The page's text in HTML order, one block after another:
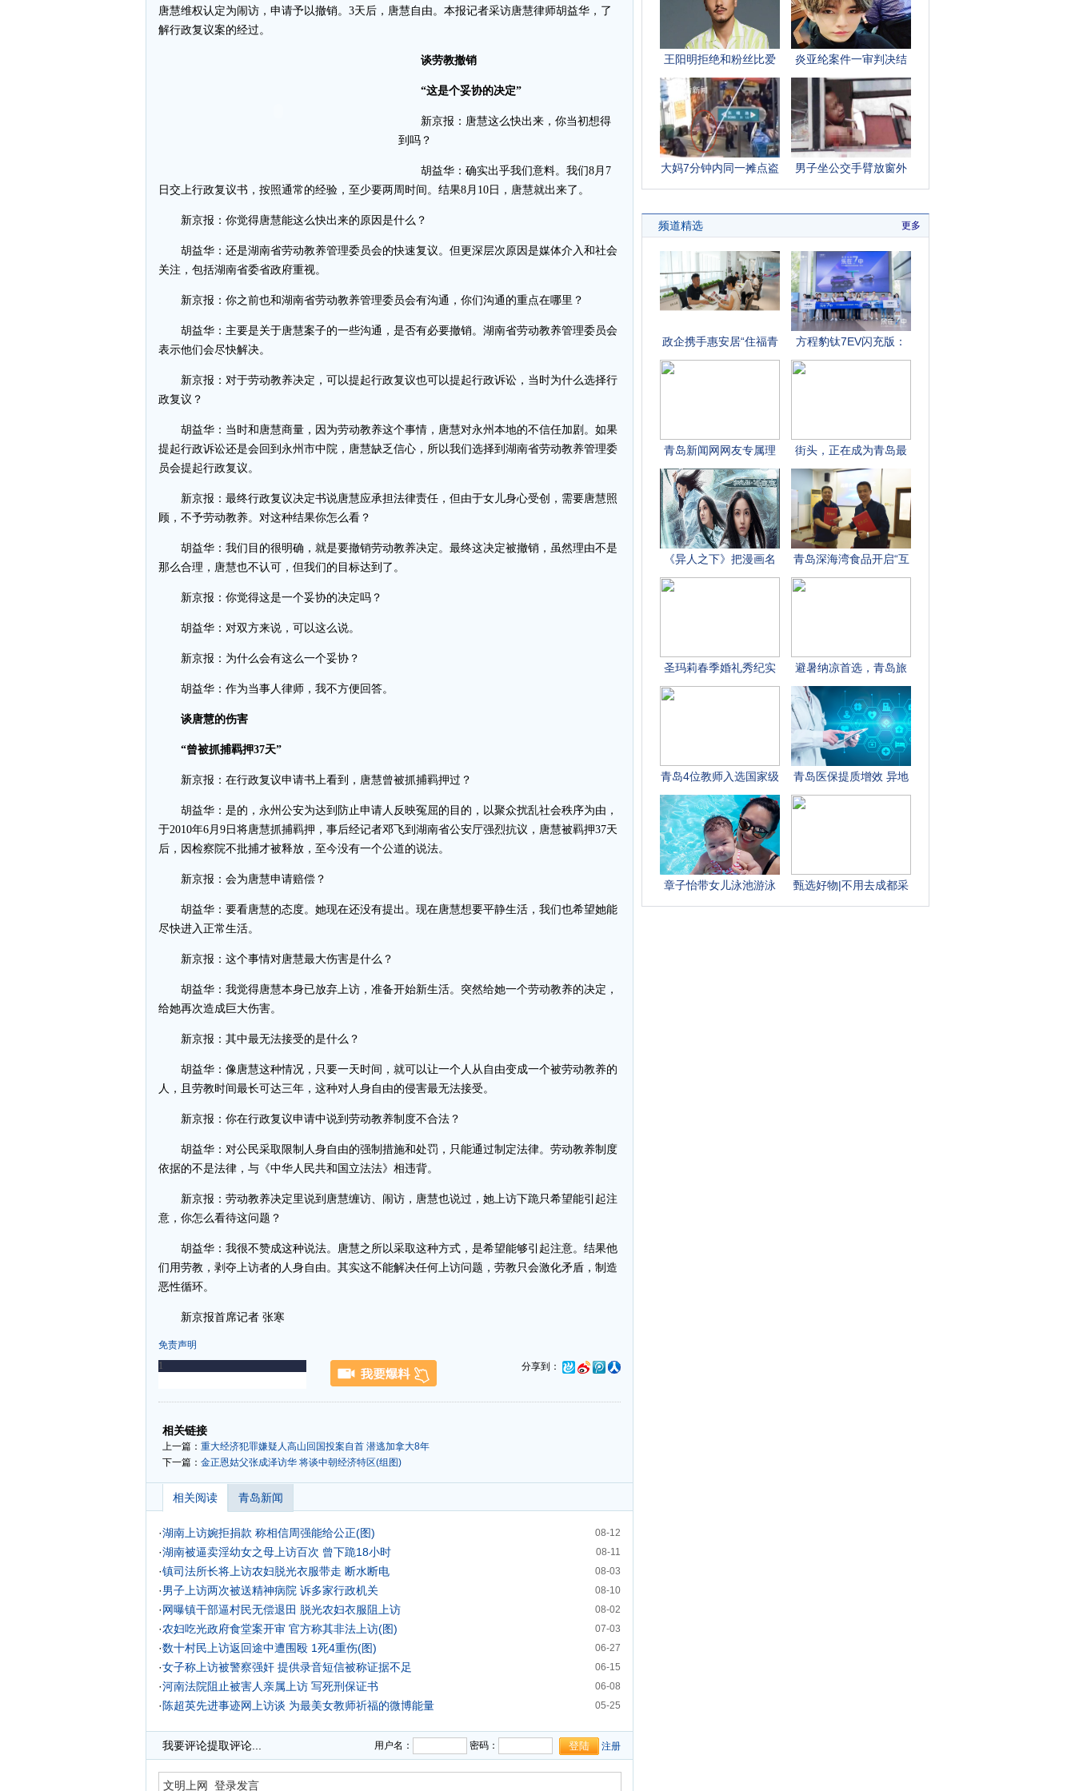
唐慧维权认定为闹访，申请予以撤销。3天后，唐慧自由。本报记者采访唐慧律师胡益华，了
解行政复议案的经过。
谈劳教撤销
“这是个妥协的决定”
新京报：唐慧这么快出来，你当初想得
到吗？
胡益华：确实出乎我们意料。我们8月7
日交上行政复议书，按照通常的经验，至少要两周时间。结果8月10日，唐慧就出来了。
新京报：你觉得唐慧能这么快出来的原因是什么？
胡益华：还是湖南省劳动教养管理委员会的快速复议。但更深层次原因是媒体介入和社会
关注，包括湖南省委省政府重视。
新京报：你之前也和湖南省劳动教养管理委员会有沟通，你们沟通的重点在哪里？
胡益华：主要是关于唐慧案子的一些沟通，是否有必要撤销。湖南省劳动教养管理委员会
表示他们会尽快解决。
新京报：对于劳动教养决定，可以提起行政复议也可以提起行政诉讼，当时为什么选择行
政复议？
胡益华：当时和唐慧商量，因为劳动教养这个事情，唐慧对永州本地的不信任加剧。如果
提起行政诉讼还是会回到永州市中院，唐慧缺乏信心，所以我们选择到湖南省劳动教养管理委
员会提起行政复议。
新京报：最终行政复议决定书说唐慧应承担法律责任，但由于女儿身心受创，需要唐慧照
顾，不予劳动教养。对这种结果你怎么看？
胡益华：我们目的很明确，就是要撤销劳动教养决定。最终这决定被撤销，虽然理由不是
那么合理，唐慧也不认可，但我们的目标达到了。
新京报：你觉得这是一个妥协的决定吗？
胡益华：对双方来说，可以这么说。
新京报：为什么会有这么一个妥协？
胡益华：作为当事人律师，我不方便回答。
谈唐慧的伤害
“曾被抓捕羁押37天”
新京报：在行政复议申请书上看到，唐慧曾被抓捕羁押过？
胡益华：是的，永州公安为达到防止申请人反映冤屈的目的，以聚众扰乱社会秩序为由，
于2010年6月9日将唐慧抓捕羁押，事后经记者邓飞到湖南省公安厅强烈抗议，唐慧被羁押37天
后，因检察院不批捕才被释放，至今没有一个公道的说法。
新京报：会为唐慧申请赔偿？
胡益华：要看唐慧的态度。她现在还没有提出。现在唐慧想要平静生活，我们也希望她能
尽快进入正常生活。
新京报：这个事情对唐慧最大伤害是什么？
胡益华：我觉得唐慧本身已放弃上访，准备开始新生活。突然给她一个劳动教养的决定，
给她再次造成巨大伤害。
新京报：其中最无法接受的是什么？
胡益华：像唐慧这种情况，只要一天时间，就可以让一个人从自由变成一个被劳动教养的
人，且劳教时间最长可达三年，这种对人身自由的侵害最无法接受。
新京报：你在行政复议申请中说到劳动教养制度不合法？
胡益华：对公民采取限制人身自由的强制措施和处罚，只能通过制定法律。劳动教养制度
依据的不是法律，与《中华人民共和国立法法》相违背。
新京报：劳动教养决定里说到唐慧缠访、闹访，唐慧也说过，她上访下跪只希望能引起注
意，你怎么看待这问题？
胡益华：我很不赞成这种说法。唐慧之所以采取这种方式，是希望能够引起注意。结果他
们用劳教，剥夺上访者的人身自由。其实这不能解决任何上访问题，劳教只会激化矛盾，制造
恶性循环。
新京报首席记者 张寒
免责声明
分享到：
-
相关链接
上一篇： 重大经济犯罪嫌疑人高山回国投案自首 潜逃加拿大8年
下一篇： 金正恩姑父张成泽访华 将谈中朝经济特区(组图)
相关阅读 青岛新闻
08-12
·湖南上访婉拒捐款 称相信周强能给公正(图)
08-11
·湖南被逼卖淫幼女之母上访百次 曾下跪18小时
08-03
·镇司法所长将上访农妇脱光衣服带走 断水断电
08-10
·男子上访两次被送精神病院 诉多家行政机关
08-02
·网曝镇干部逼村民无偿退田 脱光农妇衣服阻上访
07-03
·农妇吃光政府食堂案开审 官方称其非法上访(图)
06-27
·数十村民上访返回途中遭围殴 1死4重伤(图)
06-15
·女子称上访被警察强奸 提供录音短信被称证据不足
06-08
·河南法院阻止被害人亲属上访 写死刑保证书
05-25
· 陈超英先进事迹网上访谈 为最美女教师祈福的微博能量
我要评论提取评论... 用户名： 密码： 注册